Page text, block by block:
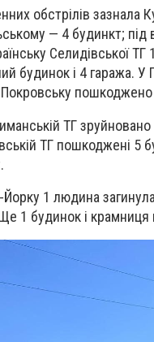
обстрілів зазнала
— 4 будинкт; під
Селидівської
будинок і 4 гаража.
ТГ
ТГ пошкоджені 5
1 людина
1 будинок і